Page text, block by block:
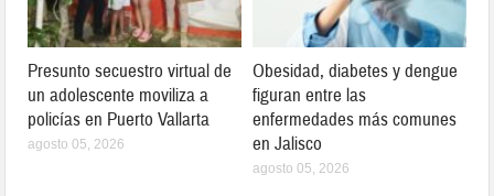
Presunto secuestro virtual de
un adolescente moviliza a
policías en Puerto Vallarta
agosto 05, 2026
Obesidad, diabetes y dengue
figuran entre las
enfermedades más comunes
en Jalisco
agosto 05, 2026